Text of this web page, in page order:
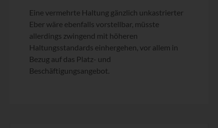
Eine vermehrte Haltung gänzlich unkastrierter
Eber wäre ebenfalls vorstellbar, müsste
allerdings zwingend mit höheren
Haltungsstandards einhergehen, vor allem in
Bezug auf das Platz- und
Beschäftigungsangebot.